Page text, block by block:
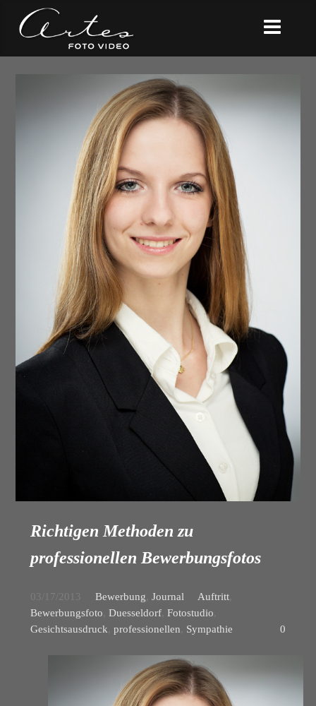
Richtigen Methoden zu
professionellen Bewerbungsfotos
03/17/2013 Bewerbung Journal Auftritt,
Bewerbungsfoto Duesseldorf, Fotostudio
Gesichtsausdruck, professionellen Sympathie 0